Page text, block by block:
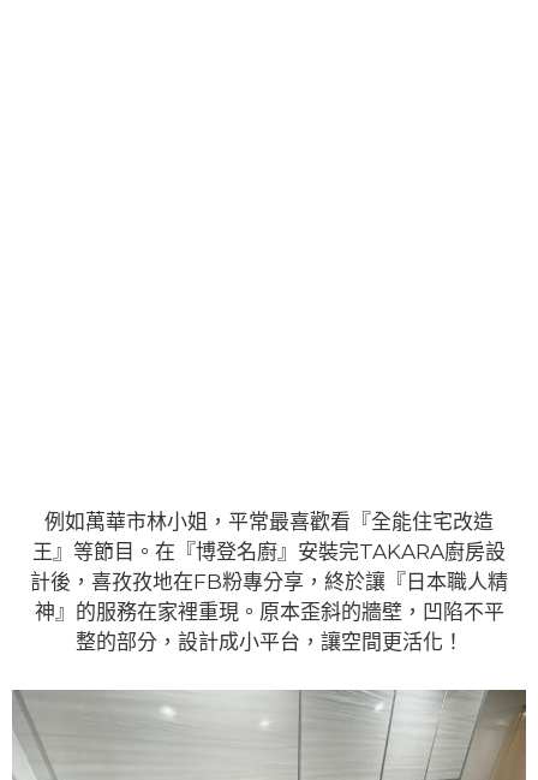
例如萬華市林小姐，平常最喜歡看『全能住宅改造
王』等節目。在『博登名廚』安裝完TAKARA廚房設
計後，喜孜孜地在FB粉專分享，終於讓『日本職人精
神』的服務在家裡重現。原本歪斜的牆壁，凹陷不平
整的部分，設計成小平台，讓空間更活化！